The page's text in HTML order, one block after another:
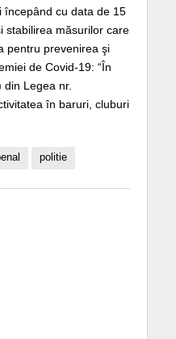
începând cu data de 15
stabilirea măsurilor care
pentru prevenirea şi
de Covid-19: “În
Legea nr.
în baruri, cluburi
politie